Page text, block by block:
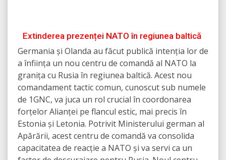
Extinderea prezenței NATO în regiunea baltică
Germania și Olanda au făcut publică intenția lor de
a înființa un nou centru de comandă al NATO la
granița cu Rusia în regiunea baltică. Acest nou
comandament tactic comun, cunoscut sub numele
de 1GNC, va juca un rol crucial în coordonarea
forțelor Alianței pe flancul estic, mai precis în
Estonia și Letonia. Potrivit Ministerului german al
Apărării, acest centru de comandă va consolida
capacitatea de reacție a NATO și va servi ca un